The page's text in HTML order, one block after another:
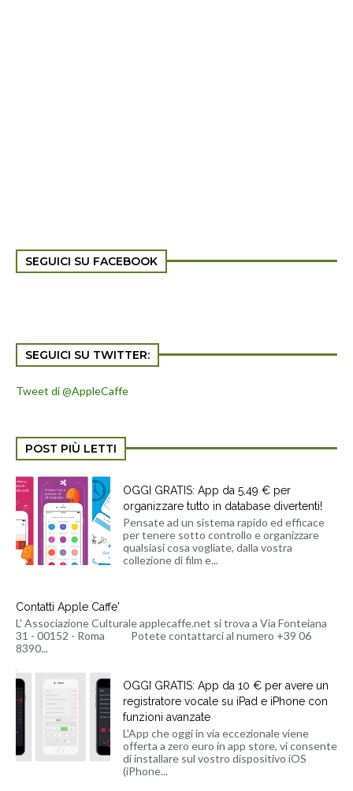
SEGUICI SU FACEBOOK
SEGUICI SU TWITTER:
Tweet di @AppleCaffe
POST PIÙ LETTI
OGGI GRATIS: App da 5,49 € per
organizzare tutto in database divertenti!
Pensate ad un sistema rapido ed efficace
per tenere sotto controllo e organizzare
qualsiasi cosa vogliate, dalla vostra
collezione di film e...
Contatti Apple Caffe'
L' Associazione Culturale applecaffe.net si trova a Via Fonteiana
31 - 00152 - Roma Potete contattarci al numero +39 06
8390...
OGGI GRATIS: App da 10 € per avere un
registratore vocale su iPad e iPhone con
funzioni avanzate
L'App che oggi in via eccezionale viene
offerta a zero euro in app store, vi consente
di installare sul vostro dispositivo iOS
(iPhone...